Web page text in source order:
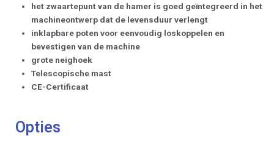
het zwaartepunt van de hamer is goed geïntegreerd in het
machineontwerp dat de levensduur verlengt
inklapbare poten voor eenvoudig loskoppelen en
bevestigen van de machine
grote neighoek
Telescopische mast
CE-Certificaat
Opties